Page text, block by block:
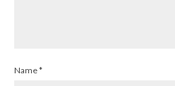
Name*